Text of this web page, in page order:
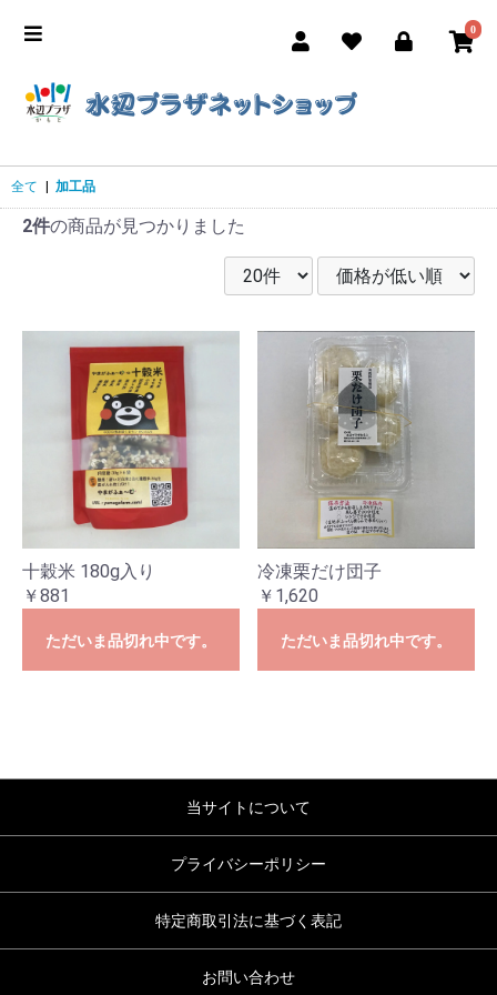
0
全て 加工品
2件の商品が見つかりました
十穀米 180g入り
￥881
ただいま品切れ中です。
冷凍栗だけ団子
￥1,620
ただいま品切れ中です。
当サイトについて
プライバシーポリシー
特定商取引法に基づく表記
お問い合わせ